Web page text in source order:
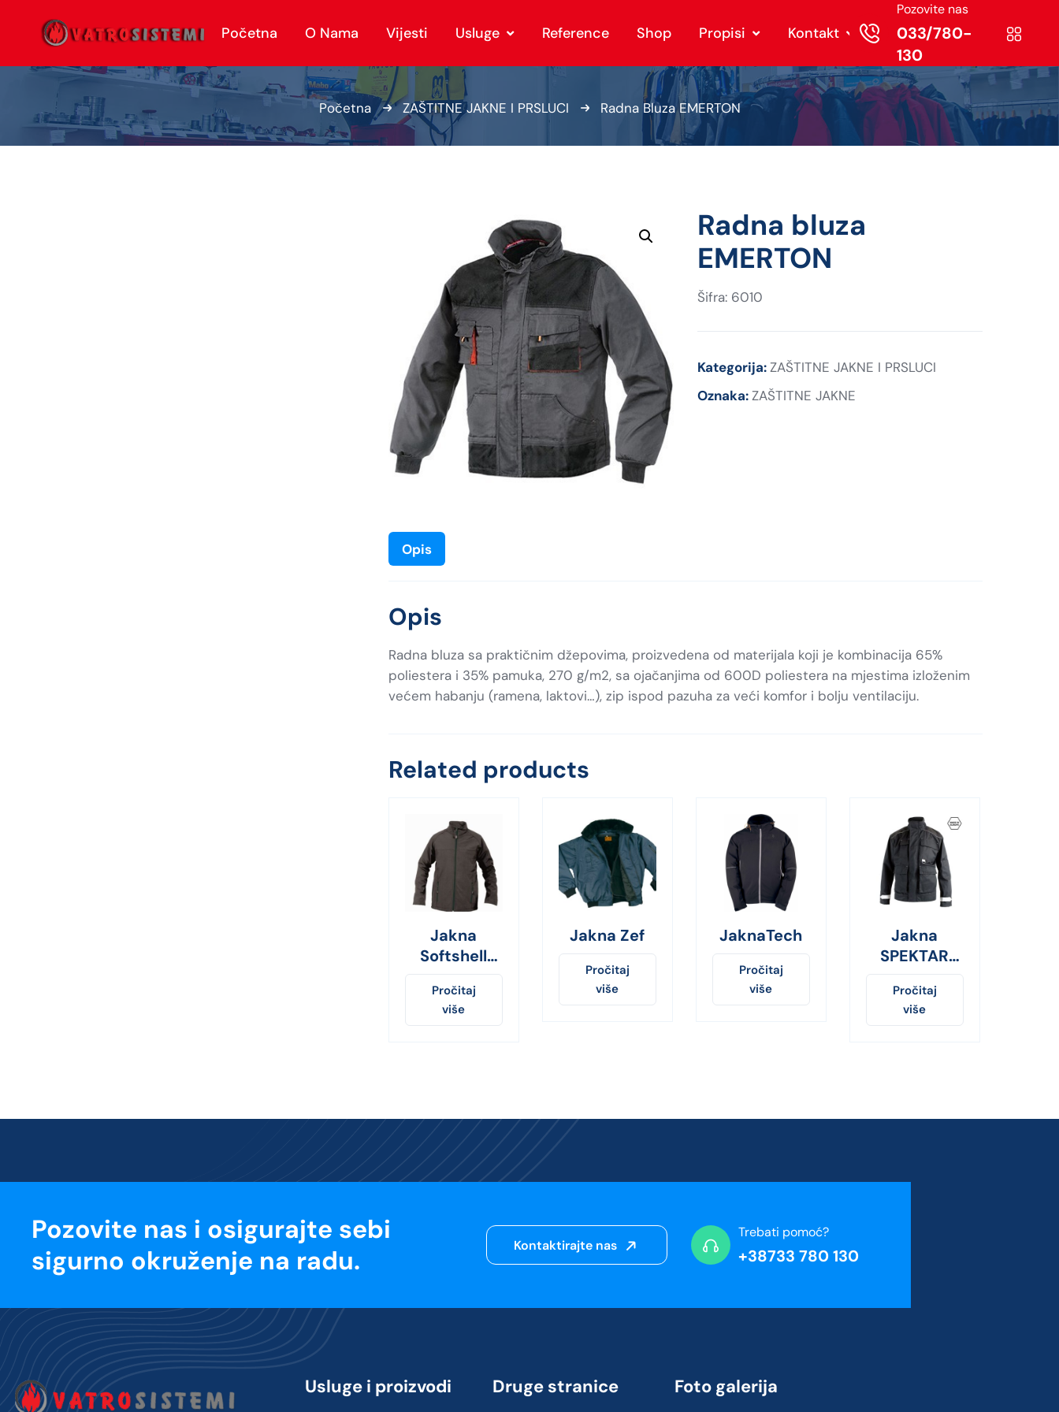
Početna O Nama Vijesti Usluge Reference Shop Propisi Kontakt
Pozovite nas
033/780-
130
Početna ZAŠTITNE JAKNE I PRSLUCI Radna Bluza EMERTON
Radna bluza
EMERTON
Šifra: 6010
Kategorija:ZAŠTITNE JAKNE I PRSLUCI
Oznaka:ZAŠTITNE JAKNE
Opis
Opis
Radna bluza sa praktičnim džepovima, proizvedena od materijala koji je kombinacija 65%
poliestera i 35% pamuka, 270 g/m2, sa ojačanjima od 600D poliestera na mjestima izloženim
većem habanju (ramena, laktovi…), zip ispod pazuha za veći komfor i bolju ventilaciju.
Related products
Jakna
Softshell
Roland crna
Pročitaj
više
Jakna Zef
Pročitaj
više
JaknaTech
Pročitaj
više
Jakna
SPEKTAR
crna
Pročitaj
više
Pozovite nas i osigurajte sebi
sigurno okruženje na radu.
Kontaktirajte nas
Trebati pomoć?
+38733 780 130
Usluge i proizvodi Druge stranice Foto galerija